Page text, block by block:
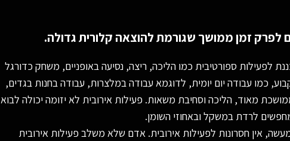
לפרק זמן ממושך שגורמת להוצאה קלורית גדולה.
לפעילות ספורטיבית כמו הליכה, ריצה, נסיעה באופניים, משחק כדורגל
כמו עבודה יום יומית, לדוגמא עבודה במלצרות, עבודה בחנות בגדים,
מאוד, הליכה וסחיבת משאות. פעילות אירובית לא יזומה יכולה לבוא
לרדת במשקל ובאחוזי השומן.
אין חסרונות לפעילות אירובית. אדם שלא משלב פעילות אירובית